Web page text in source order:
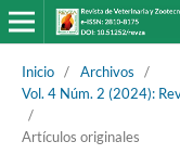
Inicio / Archivos
/
Vol. 4 Núm. 2 (2024):
/
Artículos originales